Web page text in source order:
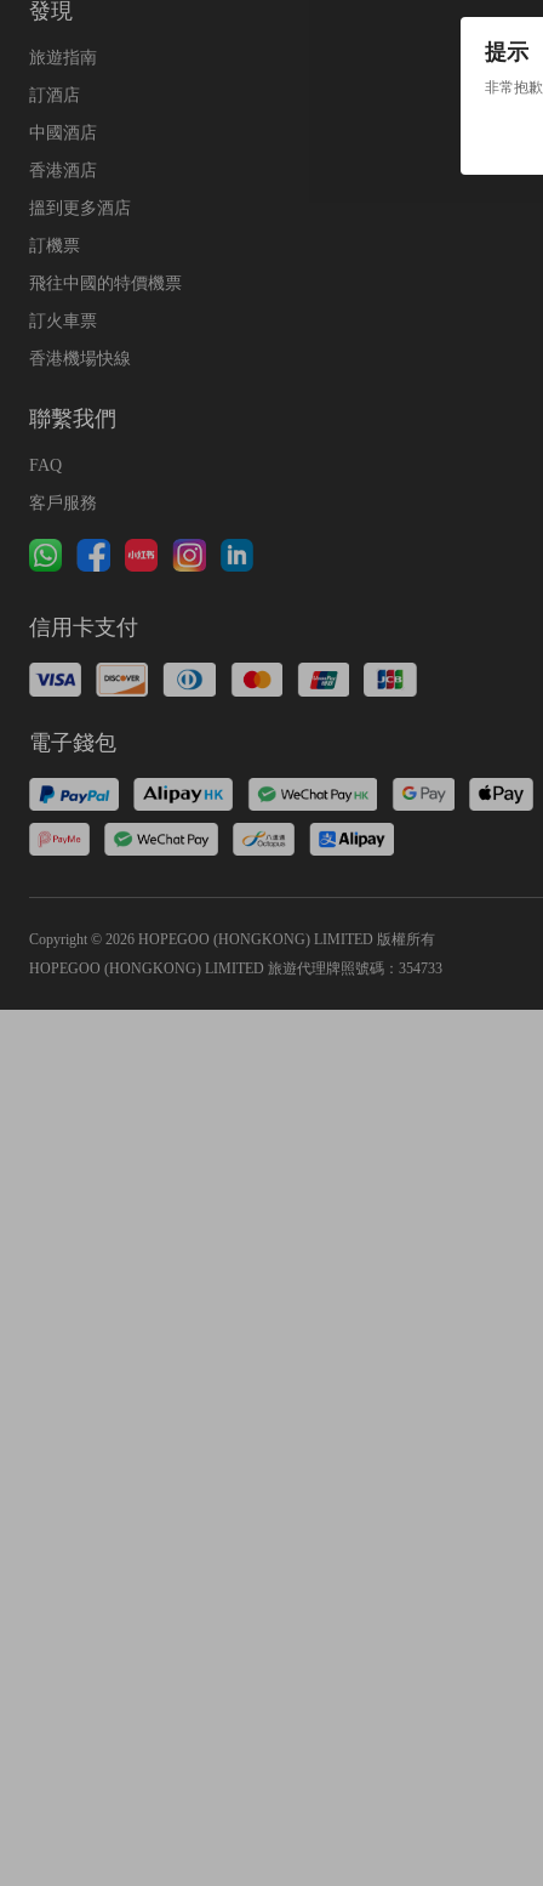
提示
非常抱
發現
旅遊指南
訂酒店
中國酒店
香港酒店
搵到更多酒店
訂機票
飛往中國的特價機票
訂火車票
香港機場快線
聯繫我們
FAQ
客戶服務
信用卡支付
電子錢包
Copyright © 2026 HOPEGOO (HONGKONG) LIMITED 版權所有
HOPEGOO (HONGKONG) LIMITED 旅遊代理牌照號碼：354733